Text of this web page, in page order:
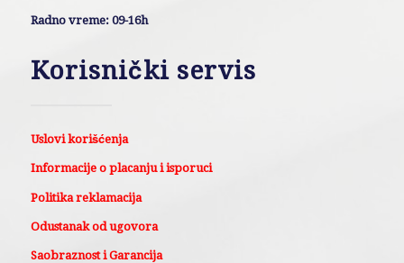
Radno vreme: 09-16h
Korisnički servis
Uslovi korišćenja
Informacije o placanju i isporuci
Politika reklamacija
Odustanak od ugovora
Saobraznost i Garancija